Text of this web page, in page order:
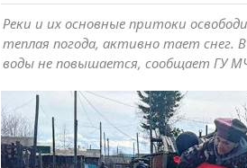
Реки и их основные притоки
теплая погода, активно тает снег.
воды не повышается, сообщает ГУ